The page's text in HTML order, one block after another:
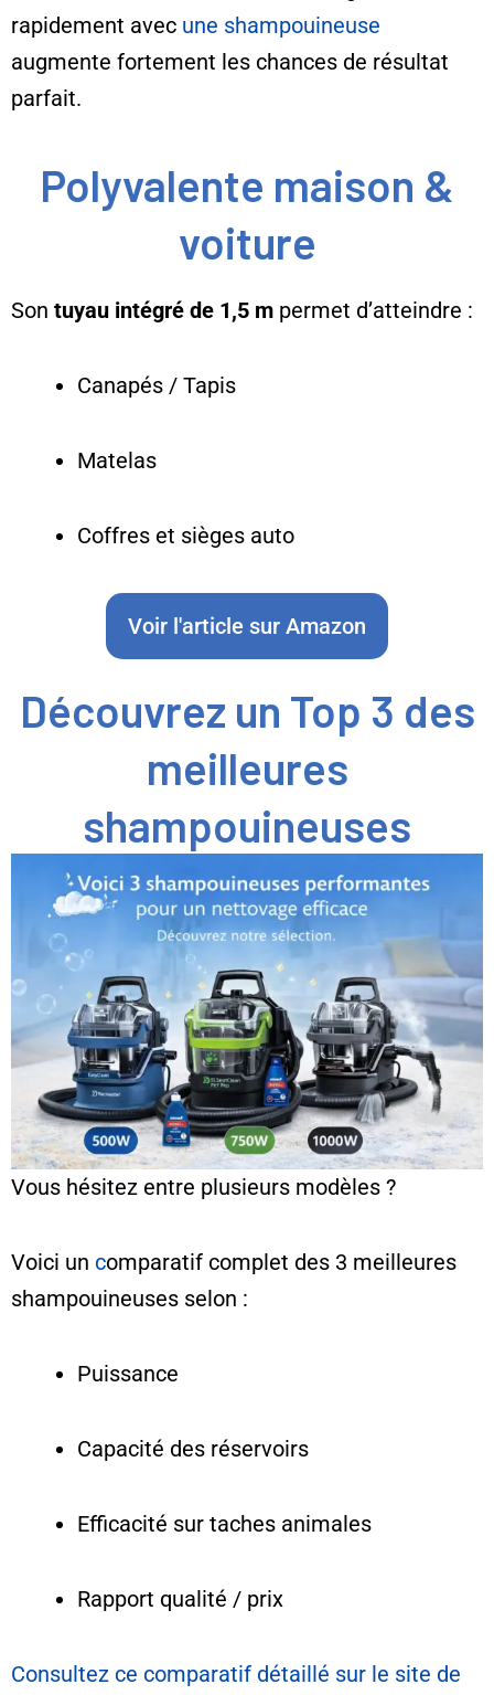
rapidement avec une shampouineuse
augmente fortement les chances de résultat
parfait.
Polyvalente maison &
voiture
Son tuyau intégré de 1,5 m permet d’atteindre :
Canapés / Tapis
Matelas
Coffres et sièges auto
Voir l'article sur Amazon
Découvrez un Top 3 des
meilleures
shampouineuses
Vous hésitez entre plusieurs modèles ?
Voici un comparatif complet des 3 meilleures
shampouineuses selon :
Puissance
Capacité des réservoirs
Efficacité sur taches animales
Rapport qualité / prix
Consultez ce comparatif détaillé sur le site de